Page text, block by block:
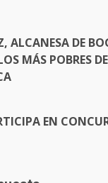
ALCANESA DE
MÁS POBRES DE
EN